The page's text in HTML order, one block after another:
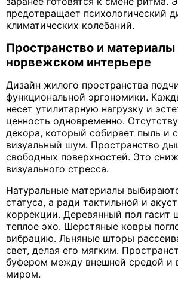
предотвращает психологический
климатических колебаний.
Пространство и материалы
норвежском интерьере
Дизайн жилого пространства
функциональной эргономики.
несет утилитарную нагрузку и
ценность одновременно.
декора, который собирает пыль и
визуальный шум. Пространство
свободных поверхностей. Это
визуального стресса.
Натуральные материалы
статуса, а ради тактильной и
коррекции. Деревянный пол гасит
теплое эхо. Шерстяные ковры
вибрацию. Льняные шторы
свет, делая его мягким.
буфером между внешней средой и
миром.